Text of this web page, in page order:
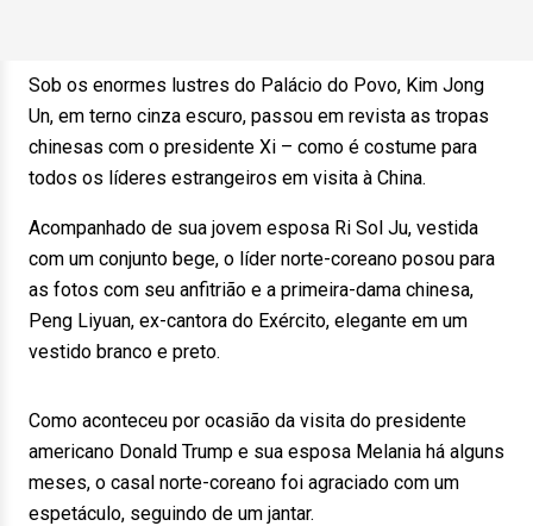
Sob os enormes lustres do Palácio do Povo, Kim Jong
Un, em terno cinza escuro, passou em revista as tropas
chinesas com o presidente Xi – como é costume para
todos os líderes estrangeiros em visita à China.
Acompanhado de sua jovem esposa Ri Sol Ju, vestida
com um conjunto bege, o líder norte-coreano posou para
as fotos com seu anfitrião e a primeira-dama chinesa,
Peng Liyuan, ex-cantora do Exército, elegante em um
vestido branco e preto.
Como aconteceu por ocasião da visita do presidente
americano Donald Trump e sua esposa Melania há alguns
meses, o casal norte-coreano foi agraciado com um
espetáculo, seguindo de um jantar.